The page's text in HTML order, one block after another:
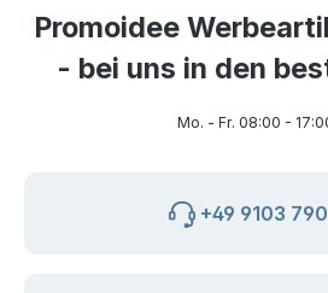
Promoidee
- bei uns in den
Mo. - Fr. 08:00 -
+49 9103